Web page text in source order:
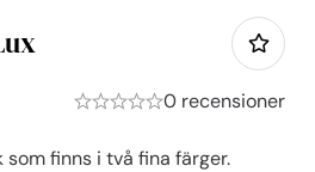
0 recensioner
finns i två fina färger.